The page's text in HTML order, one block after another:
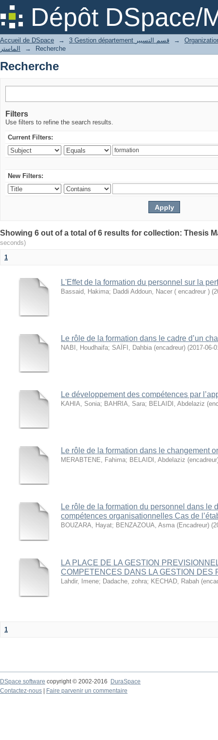
Dépôt DSpace/
Recherche
Accueil de DSpace → 3 Gestion département قسم التسيير
→
الماستر
→ Recherche
Recherche
Filters
Use filters to refine the search results.
Current Filters:
New Filters:
seconds)
1
L'Effet de la formation du personnel sur la
Bassaid, Hakima; Daddi Addoun, Nacer ( encadreur ) (
Le rôle de la formation dans le cadre d’un
NABI, Houdhaifa; SAÏFI, Dahbia (encadreur) (2017-06-
Le développement des compétences par
KAHIA, Sonia; BAHRIA, Sara; BELAIDI, Abdelaziz
Le rôle de la formation dans le changement
MERABTENE, Fahima; BELAIDI, Abdelaziz
Le rôle de la formation du personnel dans le
compétences organisationnelles Cas de
BOUZARA, Hayat; BENZAZOUA, Asma (Encadreur) (
LA PLACE DE LA GESTION
COMPETENCES DANS LA GESTION DES
Lahdir, Imene; Dadache, zohra; KECHAD, Rabah
1
DSpace software copyright © 2002-2016
DuraSpace
Contactez-nous
Faire parvenir un commentaire